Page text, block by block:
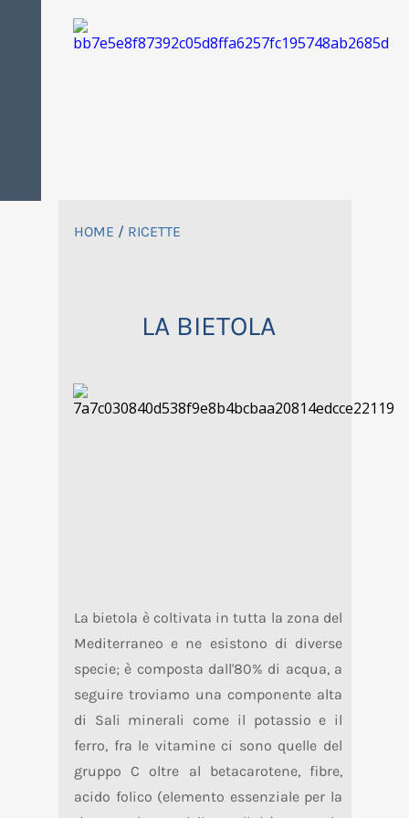
HOME / RICETTE
LA BIETOLA
La bietola è coltivata in tutta la zona del
Mediterraneo e ne esistono di diverse
specie; è composta dall'80% di acqua, a
seguire troviamo una componente alta
di Sali minerali come il potassio e il
ferro, fra le vitamine ci sono quelle del
gruppo C oltre al betacarotene, fibre,
acido folico (elemento essenziale per la